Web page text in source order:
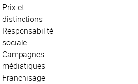
Prix et
distinctions
Responsabilité
sociale
Campagnes
médiatiques
Franchisage